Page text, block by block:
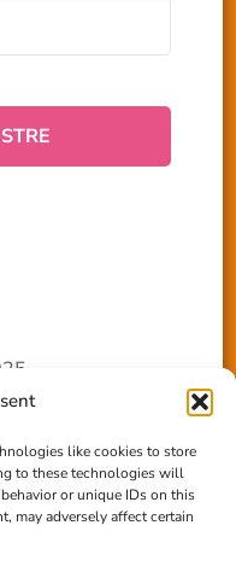
like cookies to store
to these technologies will
or unique IDs on this
may adversely affect certain